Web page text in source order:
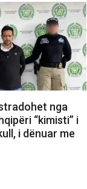
nga
“kimisti” i
i dënuar me